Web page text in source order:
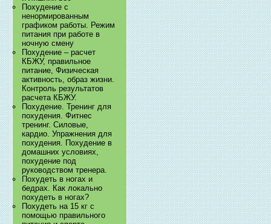
Похудение с
ненормированным
графиком работы. Режим
питания при работе в
ночную смену
Похудение – расчет
КБЖУ, правильное
питание, Физическая
активность, образ жизни.
Контроль результатов
расчета КБЖУ.
Похудение. Тренинг для
похудения. Фитнес
тренинг. Силовые,
кардио. Упражнения для
похудения. Похудение в
домашних условиях,
похудение под
руководством тренера.
Похудеть в ногах и
бедрах. Как локально
похудеть в ногах?
Похудеть на 15 кг с
помощью правильного